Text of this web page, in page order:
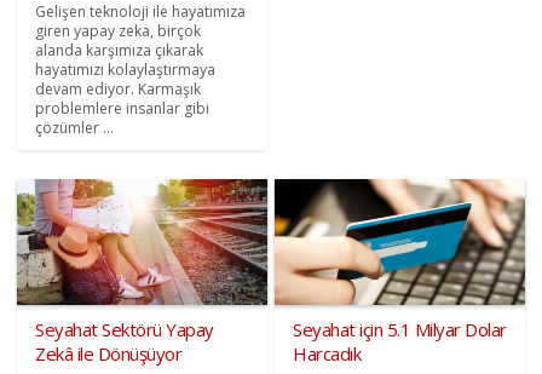
Gelişen teknoloji ile hayatımıza
giren yapay zeka, birçok
alanda karşımıza çıkarak
hayatımızı kolaylaştırmaya
devam ediyor. Karmaşık
problemlere insanlar gibi
çözümler ...
Seyahat Sektörü Yapay
Zekâ ile Dönüşüyor
Seyahat için 5.1 Milyar Dolar
Harcadık